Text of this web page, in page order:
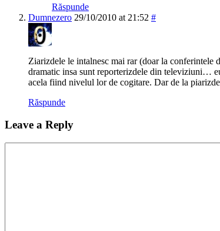
Răspunde
Dumnezero 29/10/2010 at 21:52 #
Ziarizdele le intalnesc mai rar (doar la conferintele
dramatic insa sunt reporterizdele din televiziuni…
acela fiind nivelul lor de cogitare. Dar de la
Răspunde
Leave a Reply